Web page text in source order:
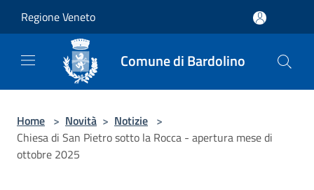
Regione Veneto
Comune di Bardolino
Home > Novità > Notizie >
Chiesa di San Pietro sotto la Rocca - apertura mese di
ottobre 2025